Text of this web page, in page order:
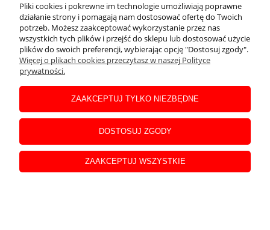
negocjuj!
4 999,00 zł
zawiera 23.00% VAT, bez kosztów
Pistolet do odmuchu dejonizacji
WALCOM Zero static
Pliki cookies i pokrewne im technologie umożliwiają poprawne
działanie strony i pomagają nam dostosować ofertę do Twoich
potrzeb. Możesz zaakceptować wykorzystanie przez nas
wszystkich tych plików i przejść do sklepu lub dostosować użycie
plików do swoich preferencji, wybierając opcję "Dostosuj zgody".
Więcej o plikach cookies przeczytasz w naszej Polityce
prywatności.
ZAAKCEPTUJ TYLKO NIEZBĘDNE
DOSTOSUJ ZGODY
ZAAKCEPTUJ WSZYSTKIE